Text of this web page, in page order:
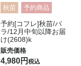
秋苗 予約商品
予約[コフレ]秋苗/バ
ラ/12月中旬以降お届
け(2608)k
4,980 税込